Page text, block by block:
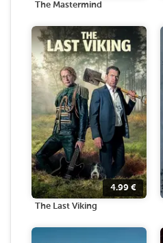
The Mastermind
4.99 €
The Last Viking